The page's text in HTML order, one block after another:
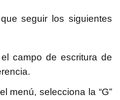
seguir los siguientes
campo de escritura de
menú, selecciona la “G”